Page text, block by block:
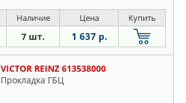
Наличие Цена Купить
7 шт. 1 637 р.
VICTOR REINZ 613538000
Прокладка ГБЦ